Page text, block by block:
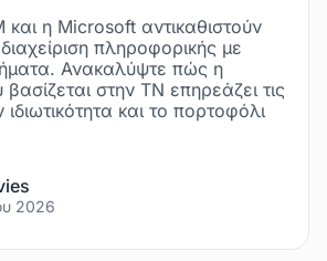
η Microsoft αντικαθιστούν
πληροφορικής με
Ανακαλύψτε πώς η
στην ΤΝ επηρεάζει τις
και το πορτοφόλι
2026